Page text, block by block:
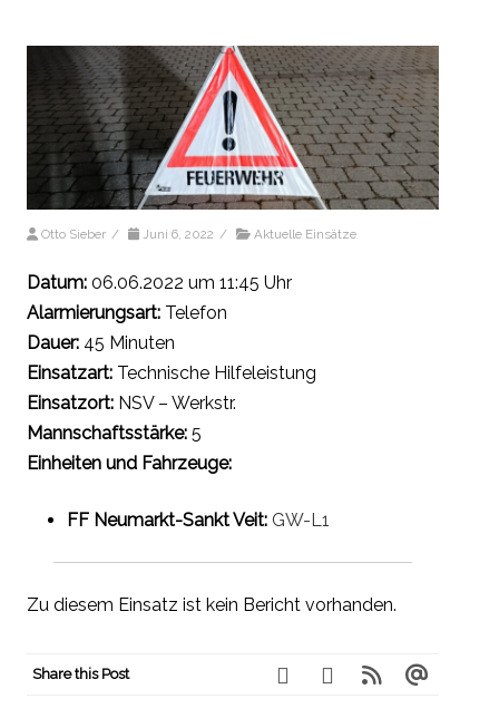
Otto Sieber / Juni 6, 2022 / Aktuelle Einsätze
Datum: 06.06.2022 um 11:45 Uhr
Alarmierungsart: Telefon
Dauer: 45 Minuten
Einsatzart: Technische Hilfeleistung
Einsatzort: NSV – Werkstr.
Mannschaftsstärke: 5
Einheiten und Fahrzeuge:
FF Neumarkt-Sankt Veit: GW-L1
Zu diesem Einsatz ist kein Bericht vorhanden.
Share this Post